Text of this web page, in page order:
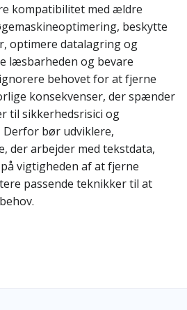
kompatibilitet med ældre
beskytte
optimere datalagring og
læsbarheden og bevare
behovet for at fjerne
konsekvenser, der spænder
til sikkerhedsrisici og
bør udviklere,
der arbejder med tekstdata,
vigtigheden af at fjerne
passende teknikker til at